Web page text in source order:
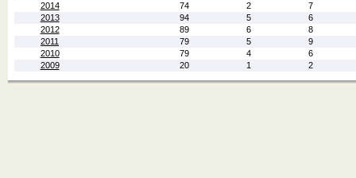
2014
74 2
7
2013
94 5
6
2012
89 6
8
2011
79 5
9
2010
79 4
6
2009
20 1 2